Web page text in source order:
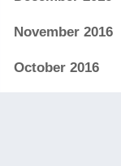
November 2016
October 2016